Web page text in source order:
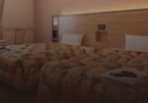
보기
13,600 JPY
15,400 JPY
및 두 끼 식사 (저녁 식사는 사